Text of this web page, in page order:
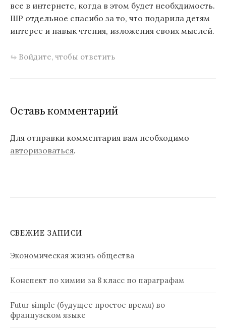
все в интернете, когда в этом будет необхдимость.
ШР отдельное спасибо за то, что подарила детям
интерес и навык чтения, изложения своих мыслей.
Войдите, чтобы ответить
Оставь комментарий
Для отправки комментария вам необходимо
авторизоваться.
СВЕЖИЕ ЗАПИСИ
Экономическая жизнь общества
Конспект по химии за 8 класс по параграфам
Futur simple (будущее простое время) во
французском языке